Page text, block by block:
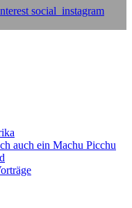
social_instagram
auch ein Machu Picchu